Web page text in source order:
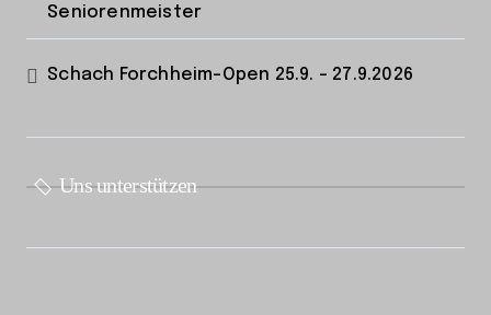
Seniorenmeister
Schach Forchheim-Open 25.9. – 27.9.2026
Uns unterstützen